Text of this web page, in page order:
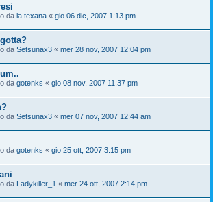
da la texana « gio 06 dic, 2007 1:13 pm
da Setsunax3 « mer 28 nov, 2007 12:04 pm
da gotenks « gio 08 nov, 2007 11:37 pm
da Setsunax3 « mer 07 nov, 2007 12:44 am
da gotenks « gio 25 ott, 2007 3:15 pm
da Ladykiller_1 « mer 24 ott, 2007 2:14 pm